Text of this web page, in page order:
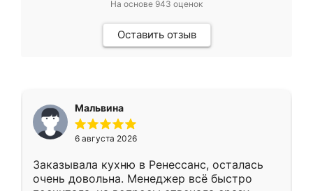
На основе 943 оценок
Оставить отзыв
Мальвина
6 августа 2026
Заказывала кухню в Ренессанс, осталась
очень довольна. Менеджер всё быстро